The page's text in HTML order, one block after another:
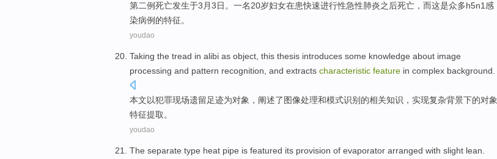
第二例死亡发生于3月3日。 一名20岁妇女在患快速进行性急性肺炎之后死亡 ， 而这是众多h5n1感
染病例 的特征。
youdao
Taking the tread in alibi as object this thesis introduces some knowledge about image
processing and pattern recognition , and extracts characteristic feature in complex background
本文以犯罪现场遗留足迹为对象 ， 阐述了 图像处理和模式识别 的相关知识，实现复杂背景下的对象
特征提取 。
youdao
The separate type heat pipe is featured its provision of evaporator arranged with slight lean